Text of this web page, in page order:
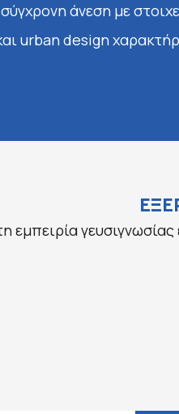
άνεση με
urban design
εμπειρία